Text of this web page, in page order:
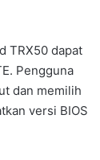
TRX50 dapat
Pengguna
dan memilih
versi BIOS